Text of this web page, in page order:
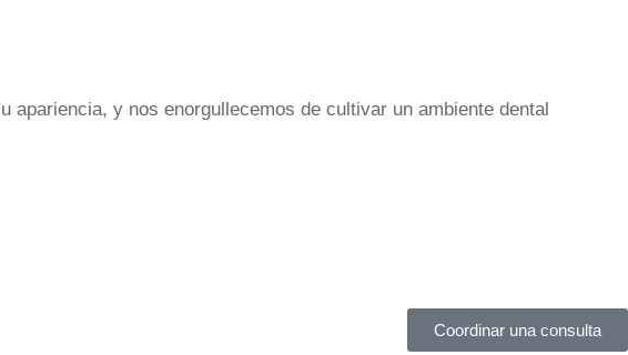
y nos enorgullecemos de cultivar un ambiente dental
Coordinar una consulta